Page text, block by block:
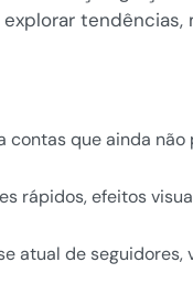
tendências,
que ainda não
rápidos, efeitos
atual de seguidores,